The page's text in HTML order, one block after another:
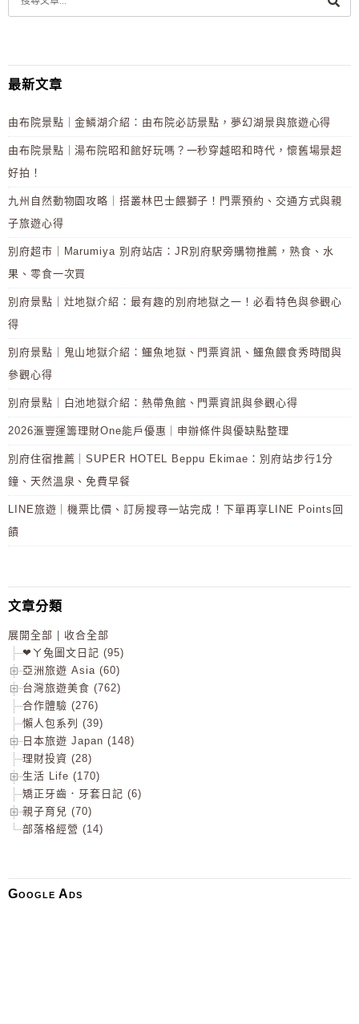
最新文章
由布院景點｜金鱗湖介紹：由布院必訪景點，夢幻湖景與旅遊心得
由布院景點｜湯布院昭和館好玩嗎？一秒穿越昭和時代，懷舊場景超
好拍！
九州自然動物園攻略｜搭叢林巴士餵獅子！門票預約、交通方式與親
子旅遊心得
別府超市｜Marumiya 別府站店：JR別府駅旁購物推薦，熟食、水
果、零食一次買
別府景點｜灶地獄介紹：最有趣的別府地獄之一！必看特色與參觀心
得
別府景點｜鬼山地獄介紹：鱷魚地獄、門票資訊、鱷魚餵食秀時間與
參觀心得
別府景點｜白池地獄介紹：熱帶魚館、門票資訊與參觀心得
2026滙豐運籌理財One能戶優惠｜申辦條件與優缺點整理
別府住宿推薦｜SUPER HOTEL Beppu Ekimae：別府站步行1分
鐘、天然溫泉、免費早餐
LINE旅遊｜機票比價、訂房搜尋一站完成！下單再享LINE Points回
饋
文章分類
展開全部
收合全部
❤ㄚ兔圖文日記 (95)
亞洲旅遊 Asia (60)
台灣旅遊美食 (762)
合作體驗 (276)
懶人包系列 (39)
日本旅遊 Japan (148)
理財投資 (28)
生活 Life (170)
矯正牙齒．牙套日記 (6)
親子育兒 (70)
部落格經營 (14)
Google Ads